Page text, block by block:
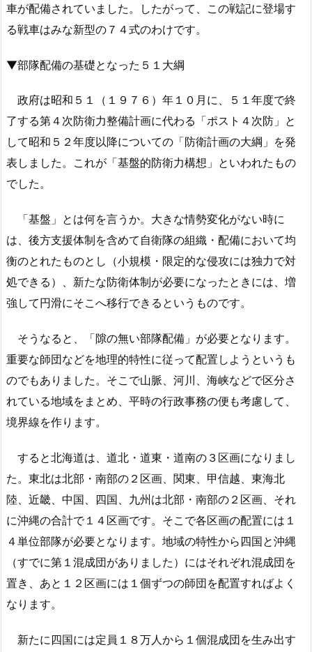
車が配備されていました。したがって、この戦記に登場す
る戦車はみな新型の７４式のわけです。
▼部隊配備の基礎となった５１大綱
政府は昭和５１（１９７６）年１０月に、５１年度で終
了する第４次防衛力整備計画に代わる「ポスト４次防」と
して昭和５２年度以降についての「防衛計画の大綱」を発
表しました。これが「基盤的防衛力構想」といわれたもの
でした。
「基盤」とは何を言うか。大きな情勢変化がない時に
は、後方支援体制を含めて自衛隊の組織・配備において均
衡のとれたものとし（小規模・限定的な侵攻には独力で対
処できる）、新たな防衛体制が必要になったときには、増
強して円滑にそこへ移行できるというものです。
そうなると、「隙の無い部隊配備」が必要となります。
重要な師団などを地理的特性に従って配置しようというも
のでもありました。そこで山脈、河川、海峡などで区分さ
れている地域をまとめ、平時の行政事務の便も考慮して、
境界線を作ります。
すると北海道は、道北・道東・道南の３区画になりまし
た。東北は北部・南部の２区画、関東、甲信越、東海北
陸、近畿、中国、四国、九州は北部・南部の２区画、それ
に沖縄の合計で１４区画です。そこで各区画の配置には１
４単位部隊が必要となります。地域の特性から四国と沖縄
（すでに第１混成団がありました）にはそれぞれ混成団を
置き、あと１２区画には１個ずつの師団を配置すればよく
なります。
新たに四国には定員１８万人から１個混成団を生み出す